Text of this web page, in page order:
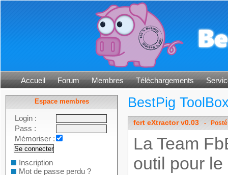
Accueil Forum Membres Téléchargements
Espace membres
Login :
Pass :
Mémoriser :
Inscription
Mot de passe perdu ?
BestPig
fcrt eXtractor v0.03 - Posté
La Team
outil pour